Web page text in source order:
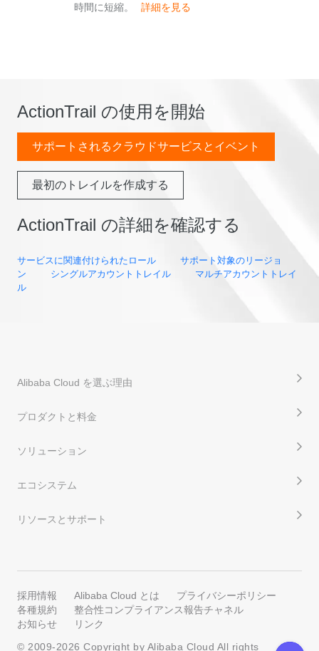
時間に短縮。
詳細を見る
ActionTrail の使用を開始
サポートされるクラウドサービスとイベント
最初のトレイルを作成する
ActionTrail の詳細を確認する
サービスに関連付けられたロール
サポート対象のリージョ
ン
シングルアカウントトレイル
マルチアカウントトレイ
ル
Alibaba Cloud を選ぶ理由
プロダクトと料金
ソリューション
エコシステム
リソースとサポート
採用情報 Alibaba Cloud とは
プライバシーポリシー
各種規約
整合性コンプライアンス報告チャネル
お知らせ
リンク
© 2009-2026 Copyright by Alibaba Cloud All rights